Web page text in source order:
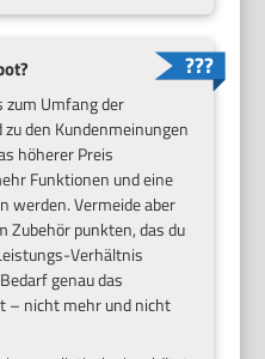
zum Umfang der
den Kundenmeinungen
höherer Preis
Funktionen und eine
werden. Vermeide aber
Zubehör punkten, das du
Verhältnis
genau das
– nicht mehr und nicht